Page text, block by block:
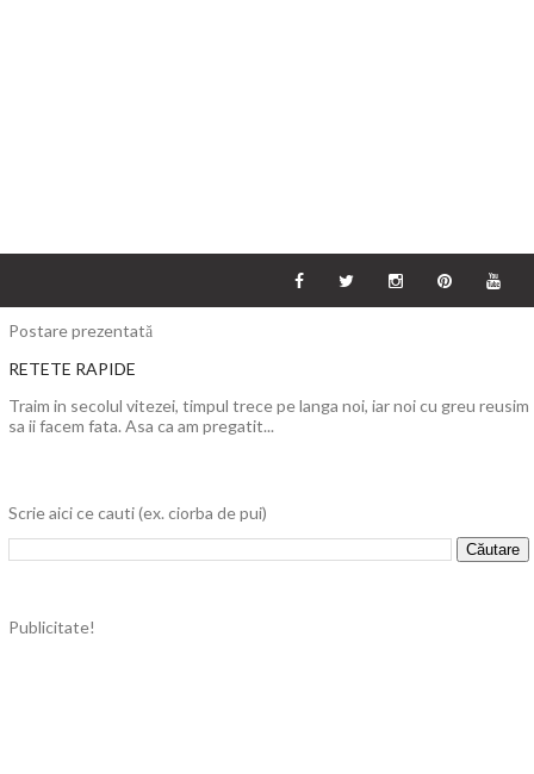
Postare prezentată
RETETE RAPIDE
Traim in secolul vitezei, timpul trece pe langa noi, iar noi cu greu reusim
sa ii facem fata. Asa ca am pregatit...
Scrie aici ce cauti (ex. ciorba de pui)
Publicitate!